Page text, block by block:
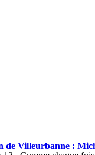
de Villeurbanne :